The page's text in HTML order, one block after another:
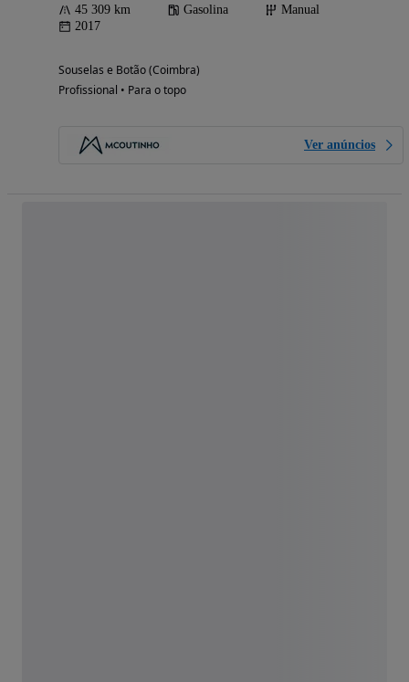
45 309 km Gasolina
Manual
2017
Souselas e Botão (Coimbra)
Profissional • Para o topo
Ver anúncios